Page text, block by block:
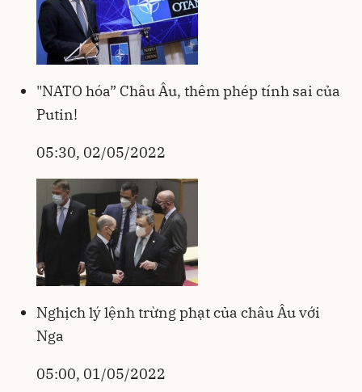
"NATO hóa” Châu Âu, thêm phép tính sai của
Putin!
05:30, 02/05/2022
Nghịch lý lệnh trừng phạt của châu Âu với
Nga
05:00, 01/05/2022